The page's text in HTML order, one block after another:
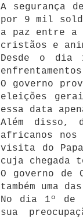
A segurança
por 9 mil
a paz entre a
cristãos e
Desde o dia
O governo
eleições
essa data
Além disso,
africanos
visita do
cuja chegada
O governo de
também uma
No dia 1º de
sua